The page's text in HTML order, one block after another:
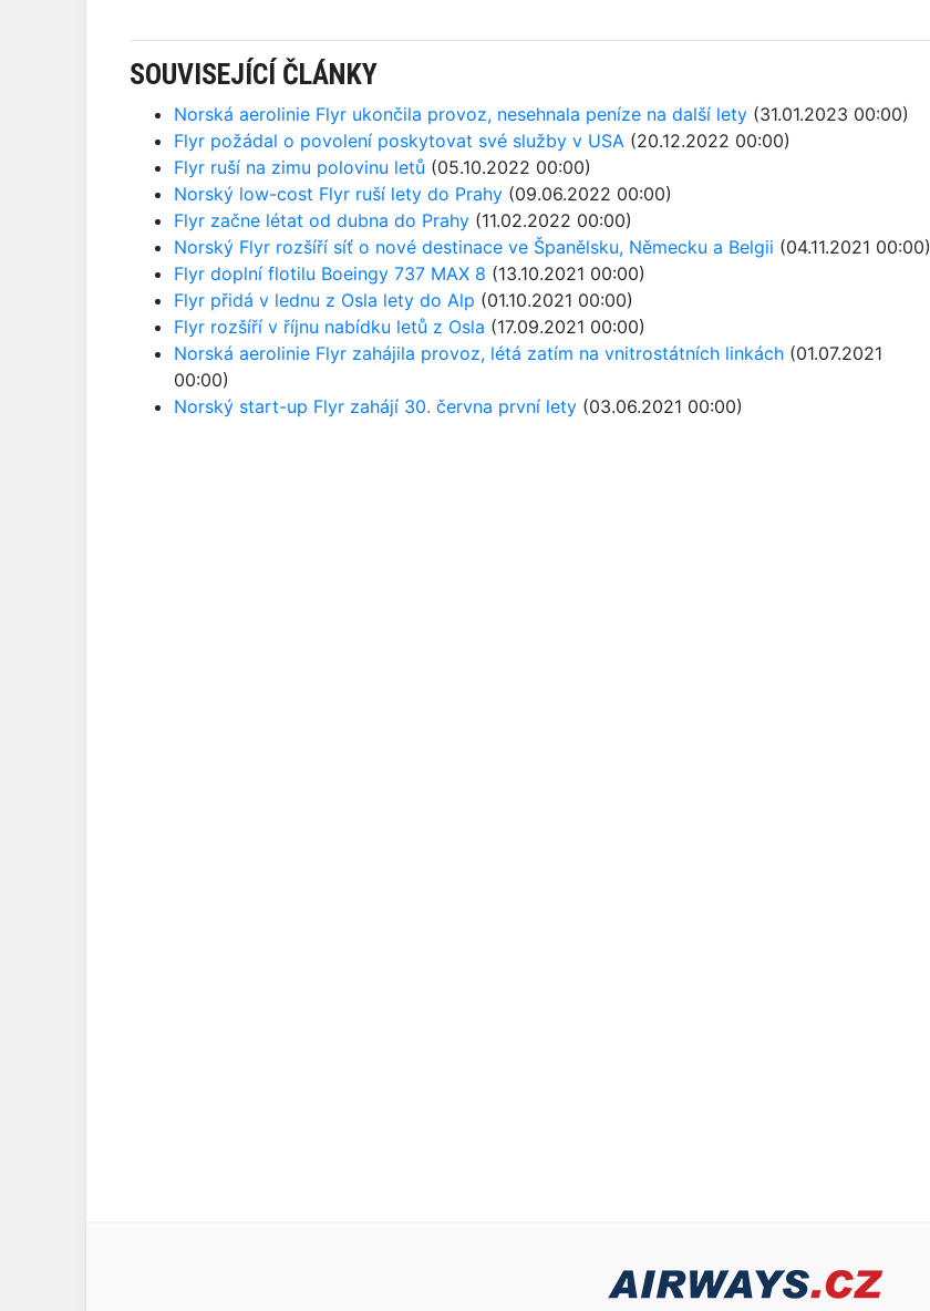
SOUVISEJÍCÍ ČLÁNKY
Norská aerolinie Flyr ukončila provoz, nesehnala peníze na další lety (31.01.2023 00:00)
Flyr požádal o povolení poskytovat své služby v USA (20.12.2022 00:00)
Flyr ruší na zimu polovinu letů (05.10.2022 00:00)
Norský low-cost Flyr ruší lety do Prahy (09.06.2022 00:00)
Flyr začne létat od dubna do Prahy (11.02.2022 00:00)
Norský Flyr rozšíří síť o nové destinace ve Španělsku, Německu a Belgii (04.11.2021 00:00)
Flyr doplní flotilu Boeingy 737 MAX 8 (13.10.2021 00:00)
Flyr přidá v lednu z Osla lety do Alp (01.10.2021 00:00)
Flyr rozšíří v říjnu nabídku letů z Osla (17.09.2021 00:00)
Norská aerolinie Flyr zahájila provoz, létá zatím na vnitrostátních linkách (01.07.2021
00:00)
Norský start-up Flyr zahájí 30. června první lety (03.06.2021 00:00)